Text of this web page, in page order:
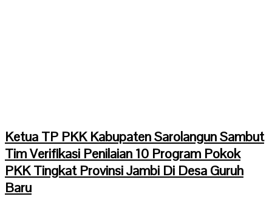
Ketua TP PKK Kabupaten Sarolangun Sambut
Tim Verifikasi Penilaian 10 Program Pokok
PKK Tingkat Provinsi Jambi Di Desa Guruh
Baru